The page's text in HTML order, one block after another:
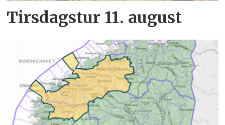
Tirsdagstur 11. august